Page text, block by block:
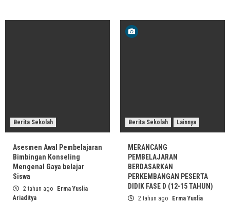
Berita Sekolah
Asesmen Awal Pembelajaran
Bimbingan Konseling
Mengenal Gaya belajar
Siswa
2 tahun ago
Erma Yuslia
Ariaditya
Berita Sekolah Lainnya
MERANCANG
PEMBELAJARAN
BERDASARKAN
PERKEMBANGAN PESERTA
DIDIK FASE D (12-15 TAHUN)
2 tahun ago
Erma Yuslia